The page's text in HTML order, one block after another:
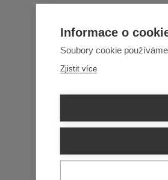
Informace o
Soubory cookie
Zjistit více